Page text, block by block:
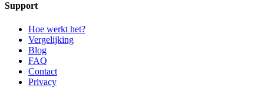
Support
Hoe werkt het?
Vergelijking
Blog
FAQ
Contact
Privacy